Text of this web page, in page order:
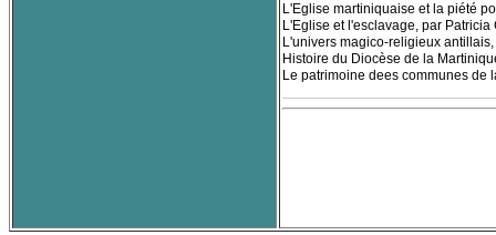
L'Eglise martiniquaise et la piété
L'Eglise et l'esclavage, par
L'univers magico-religieux
Histoire du Diocèse de la
Le patrimoine dees communes de